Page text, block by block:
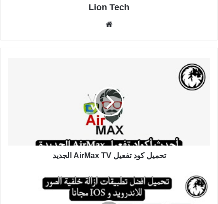
Lion Tech
تحميل كود تفعيل AirMax TV الجديد